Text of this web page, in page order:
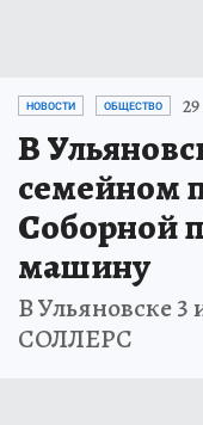
НОВОСТИ ОБЩЕСТВО
В
семейном
Соборной
машину
В Ульяновске
СОЛЛЕРС